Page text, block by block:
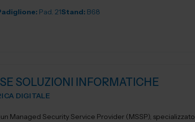
Pad. 21Stand: B68
SOLUZIONI INFORMATICHE
DIGITALE
Managed Security Service Provider (MSSP), specializzato